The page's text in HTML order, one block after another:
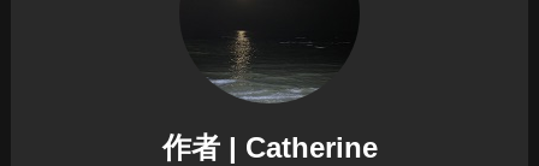
作者 | Catherine